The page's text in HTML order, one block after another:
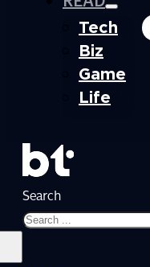
Tech
Biz
Game
Life
Search